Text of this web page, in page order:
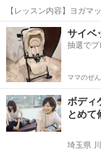
【レッスン内容】ヨガマ
す。レッスンは学科と実
を脱がずそのまま行いま
いくテクニックと、ヨガ
静岡 静岡市 マッ
サイ
抽選でプ
ママのぜ
ボディ
とめて
埼玉県